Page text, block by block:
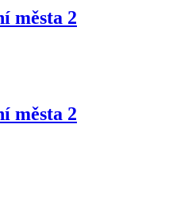
města 2
města 2